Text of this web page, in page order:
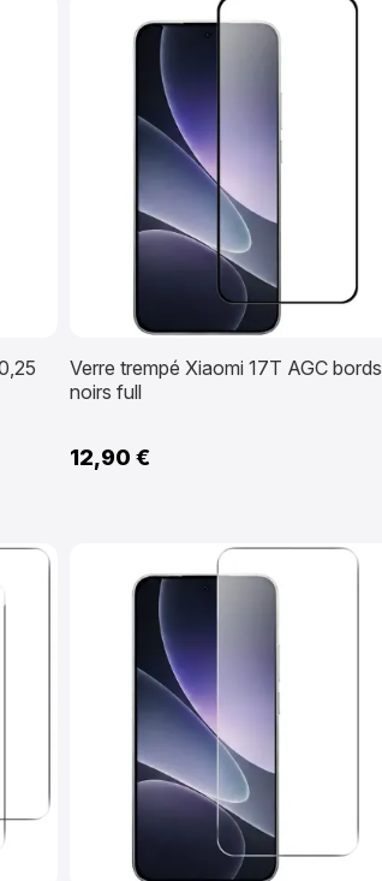
Verre trempé Xiaomi 17T AGC bords
noirs full
12,90 €